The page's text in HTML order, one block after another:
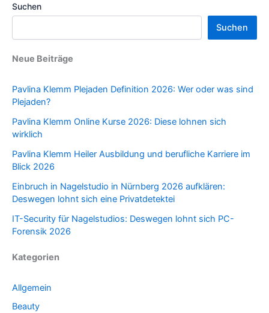
Suchen
Suchen
Neue Beiträge
Pavlina Klemm Plejaden Definition 2026: Wer oder was sind
Plejaden?
Pavlina Klemm Online Kurse 2026: Diese lohnen sich
wirklich
Pavlina Klemm Heiler Ausbildung und berufliche Karriere im
Blick 2026
Einbruch in Nagelstudio in Nürnberg 2026 aufklären:
Deswegen lohnt sich eine Privatdetektei
IT-Security für Nagelstudios: Deswegen lohnt sich PC-
Forensik 2026
Kategorien
Allgemein
Beauty